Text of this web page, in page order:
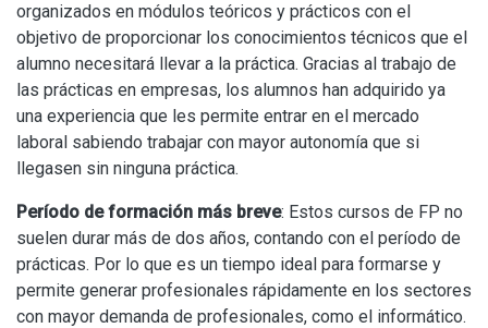
organizados en módulos teóricos y prácticos con el
objetivo de proporcionar los conocimientos técnicos que el
alumno necesitará llevar a la práctica. Gracias al trabajo de
las prácticas en empresas, los alumnos han adquirido ya
una experiencia que les permite entrar en el mercado
laboral sabiendo trabajar con mayor autonomía que si
llegasen sin ninguna práctica.
Período de formación más breve: Estos cursos de FP no
suelen durar más de dos años, contando con el período de
prácticas. Por lo que es un tiempo ideal para formarse y
permite generar profesionales rápidamente en los sectores
con mayor demanda de profesionales, como el informático.